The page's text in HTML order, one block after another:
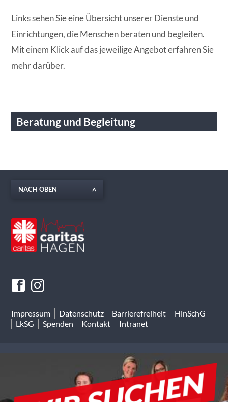
Links sehen Sie eine Übersicht unserer Dienste und
Einrichtungen, die Menschen beraten und begleiten.
Mit einem Klick auf das jeweilige Angebot erfahren Sie
mehr darüber.
Beratung und Begleitung
NACH OBEN
Impressum Datenschutz Barrierefreiheit
HinSchG
LkSG
Spenden Kontakt Intranet